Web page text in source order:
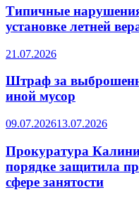
Типичные
установке летней
21.07.2026
Штраф за
иной мусор
09.07.202613.07.2026
Прокуратура
порядке защитила
сфере занятости